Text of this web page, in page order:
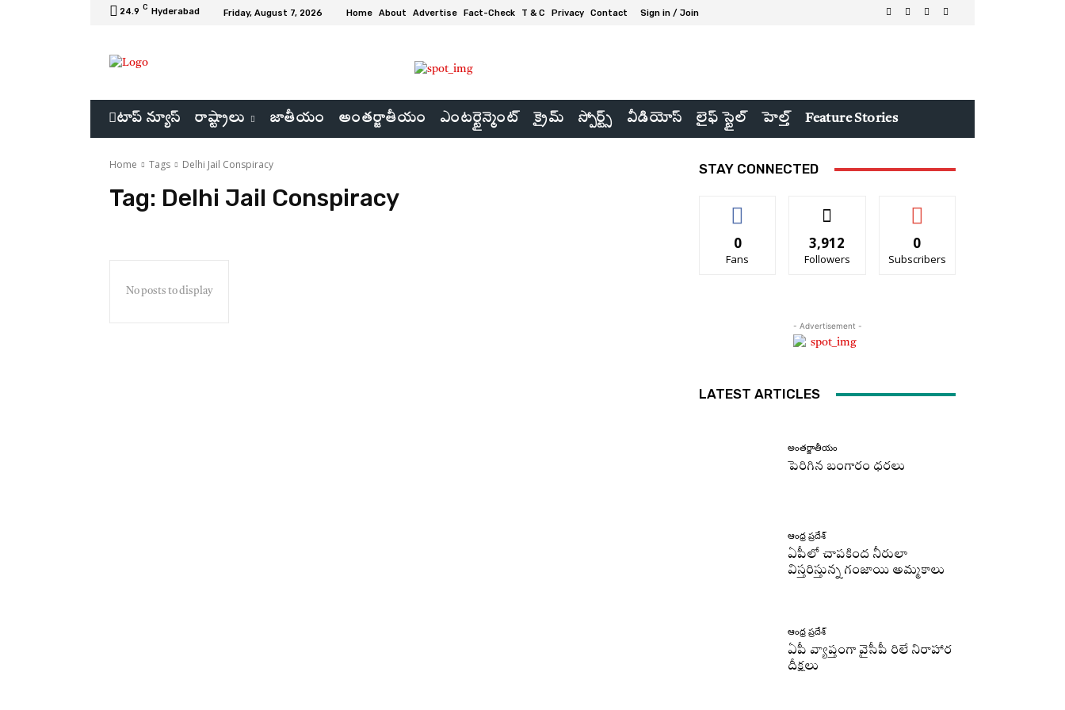
24.9 C Hyderabad Friday, August 7, 2026 Home About Advertise Fact-Check T & C Privacy Contact Sign in / Join
టాప్ న్యూస్ రాష్ట్రాలు జాతీయం అంతర్జాతీయం ఎంటర్టైన్మెంట్ క్రైమ్ స్పోర్ట్స్ వీడియోస్ లైఫ్ స్టైల్ హెల్త్ Feature Stories
Home Tags Delhi Jail Conspiracy
Tag: Delhi Jail Conspiracy
No posts to display
STAY CONNECTED
0
Fans
3,912
Followers
0
Subscribers
- Advertisement -
LATEST ARTICLES
అంతర్జాతీయం
పెరిగిన బంగారం ధరలు
ఆంధ్ర ప్రదేశ్
ఏపీలో చాపకింద నీరులా
విస్తరిస్తున్న గంజాయి అమ్మకాలు
ఆంధ్ర ప్రదేశ్
ఏపీ వ్యాప్తంగా వైసీపీ రిలే నిరాహార
దీక్షలు